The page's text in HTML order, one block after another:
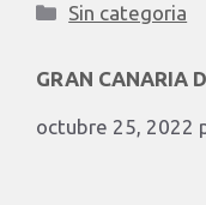
Sin categoria
GRAN CANARIA
octubre 25, 2022